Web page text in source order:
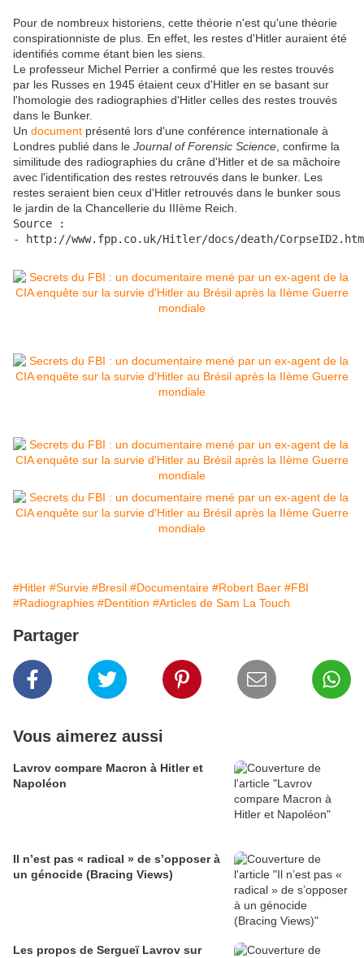
Pour de nombreux historiens, cette théorie n'est qu'une théorie
conspirationniste de plus. En effet, les restes d'Hitler auraient été
identifiés comme étant bien les siens.
Le professeur Michel Perrier a confirmé que les restes trouvés
par les Russes en 1945 étaient ceux d'Hitler en se basant sur
l'homologie des radiographies d'Hitler celles des restes trouvés
dans le Bunker.
Un document présenté lors d'une conférence internationale à
Londres publié dans le Journal of Forensic Science , confirme la
similitude des radiographies du crâne d'Hitler et de sa mâchoire
avec l'identification des restes retrouvés dans le bunker. Les
restes seraient bien ceux d'Hitler retrouvés dans le bunker sous
le jardin de la Chancellerie du IIIème Reich.
Source :
- http://www.fpp.co.uk/Hitler/docs/death/
#Hitler #Survie #Bresil #Documentaire #Robert Baer #FBI
#Radiographies #Dentition #Articles de Sam La Touch
Partager
Vous aimerez aussi
Lavrov compare Macron à Hitler et
Napoléon
Il n’est pas « radical » de s’opposer à
un génocide (Bracing Views)
Les propos de Sergueï Lavrov sur